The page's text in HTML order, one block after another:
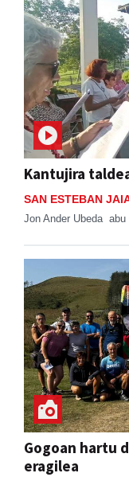
Kantujira
SAN ESTEBAN
Jon Ander Ubeda abu
Gogoan hartu
eragilea